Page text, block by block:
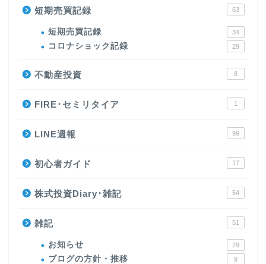
短期売買記録 63
短期売買記録 34
コロナショック記録 29
不動産投資 8
FIRE･セミリタイア 1
LINE週報 99
初心者ガイド 17
株式投資Diary･雑記 54
雑記 51
お知らせ 29
ブログの方針・推移 9